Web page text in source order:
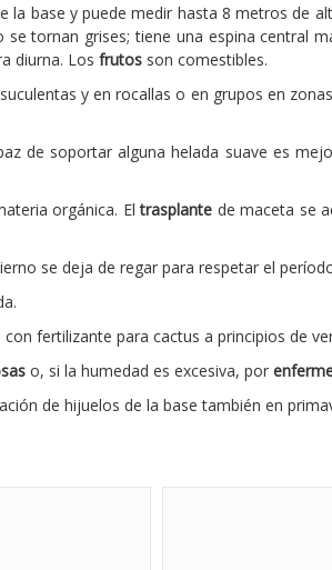
la base y puede medir hasta 8 metros de
tornan grises; tiene una espina central
diurna. Los frutos son comestibles.
y en rocallas o en grupos en
de soportar alguna helada suave es
orgánica. Eltrasplante de maceta se
se deja de regar para respetar el
fertilizante para cactus a principios de
o, si la humedad es excesiva, por
de hijuelos de la base también en